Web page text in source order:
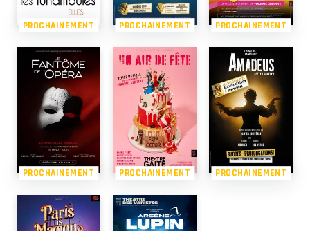
PROCHAINEMENT PROCHAINEMENT PROCHAINEMENT
PROCHAINEMENT PROCHAINEMENT PROCHAINEMENT